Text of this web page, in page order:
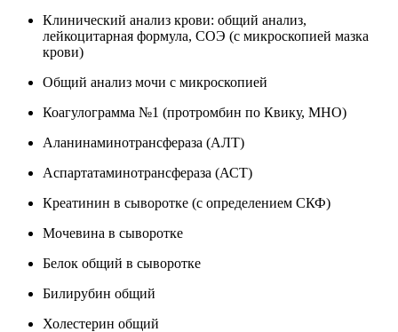
Клинический анализ крови: общий анализ,
лейкоцитарная формула, СОЭ (с микроскопией мазка
крови)
Общий анализ мочи с микроскопией
Коагулограмма №1 (протромбин по Квику, МНО)
Аланинаминотрансфераза (АЛТ)
Аспартатаминотрансфераза (АСТ)
Креатинин в сыворотке (с определением СКФ)
Мочевина в сыворотке
Белок общий в сыворотке
Билирубин общий
Холестерин общий